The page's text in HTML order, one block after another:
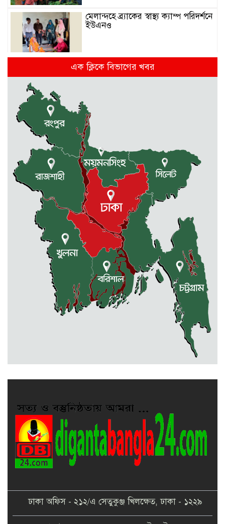
মেলান্দহে ব্র্যাকের স্বাস্থ্য ক্যাম্প পরিদর্শনে
ইউএনও
জুলাই গণঅভ্যুত্থান দিবস উপলক্ষে
কলমাকান্দায় আলোচনা সভা ও সংবর্ধনা
ধর্মীয় উপাসনালয়ে কর্মরতরা পাবেন
সম্মানি ভাতা
বকেয়া মজুরির দাবিতে শ্রমিকদের
বিক্ষোভ ও মানবন্ধন
একাদশে ভর্তি নিয়ে এলো সিদ্ধান্ত
জুলাই-আগষ্ট আন্দোলনে শহীদদের
স্মরণে : স্পীকারের বৃক্ষরোপণ কর্মসূচি
৩০ সেপ্টেম্বরের মধ্যেই আয়কর রিটার্নে
৫% কর ছাড়
দুর্গাপুরে পথ পাঠাগারের আয়োজনে ফল
এক ক্লিকে বিভাগের খবর
ঢাকা অফিস - ২১২/এ সেতুকুঞ্জ খিলক্ষেত, ঢাকা - ১২২৯